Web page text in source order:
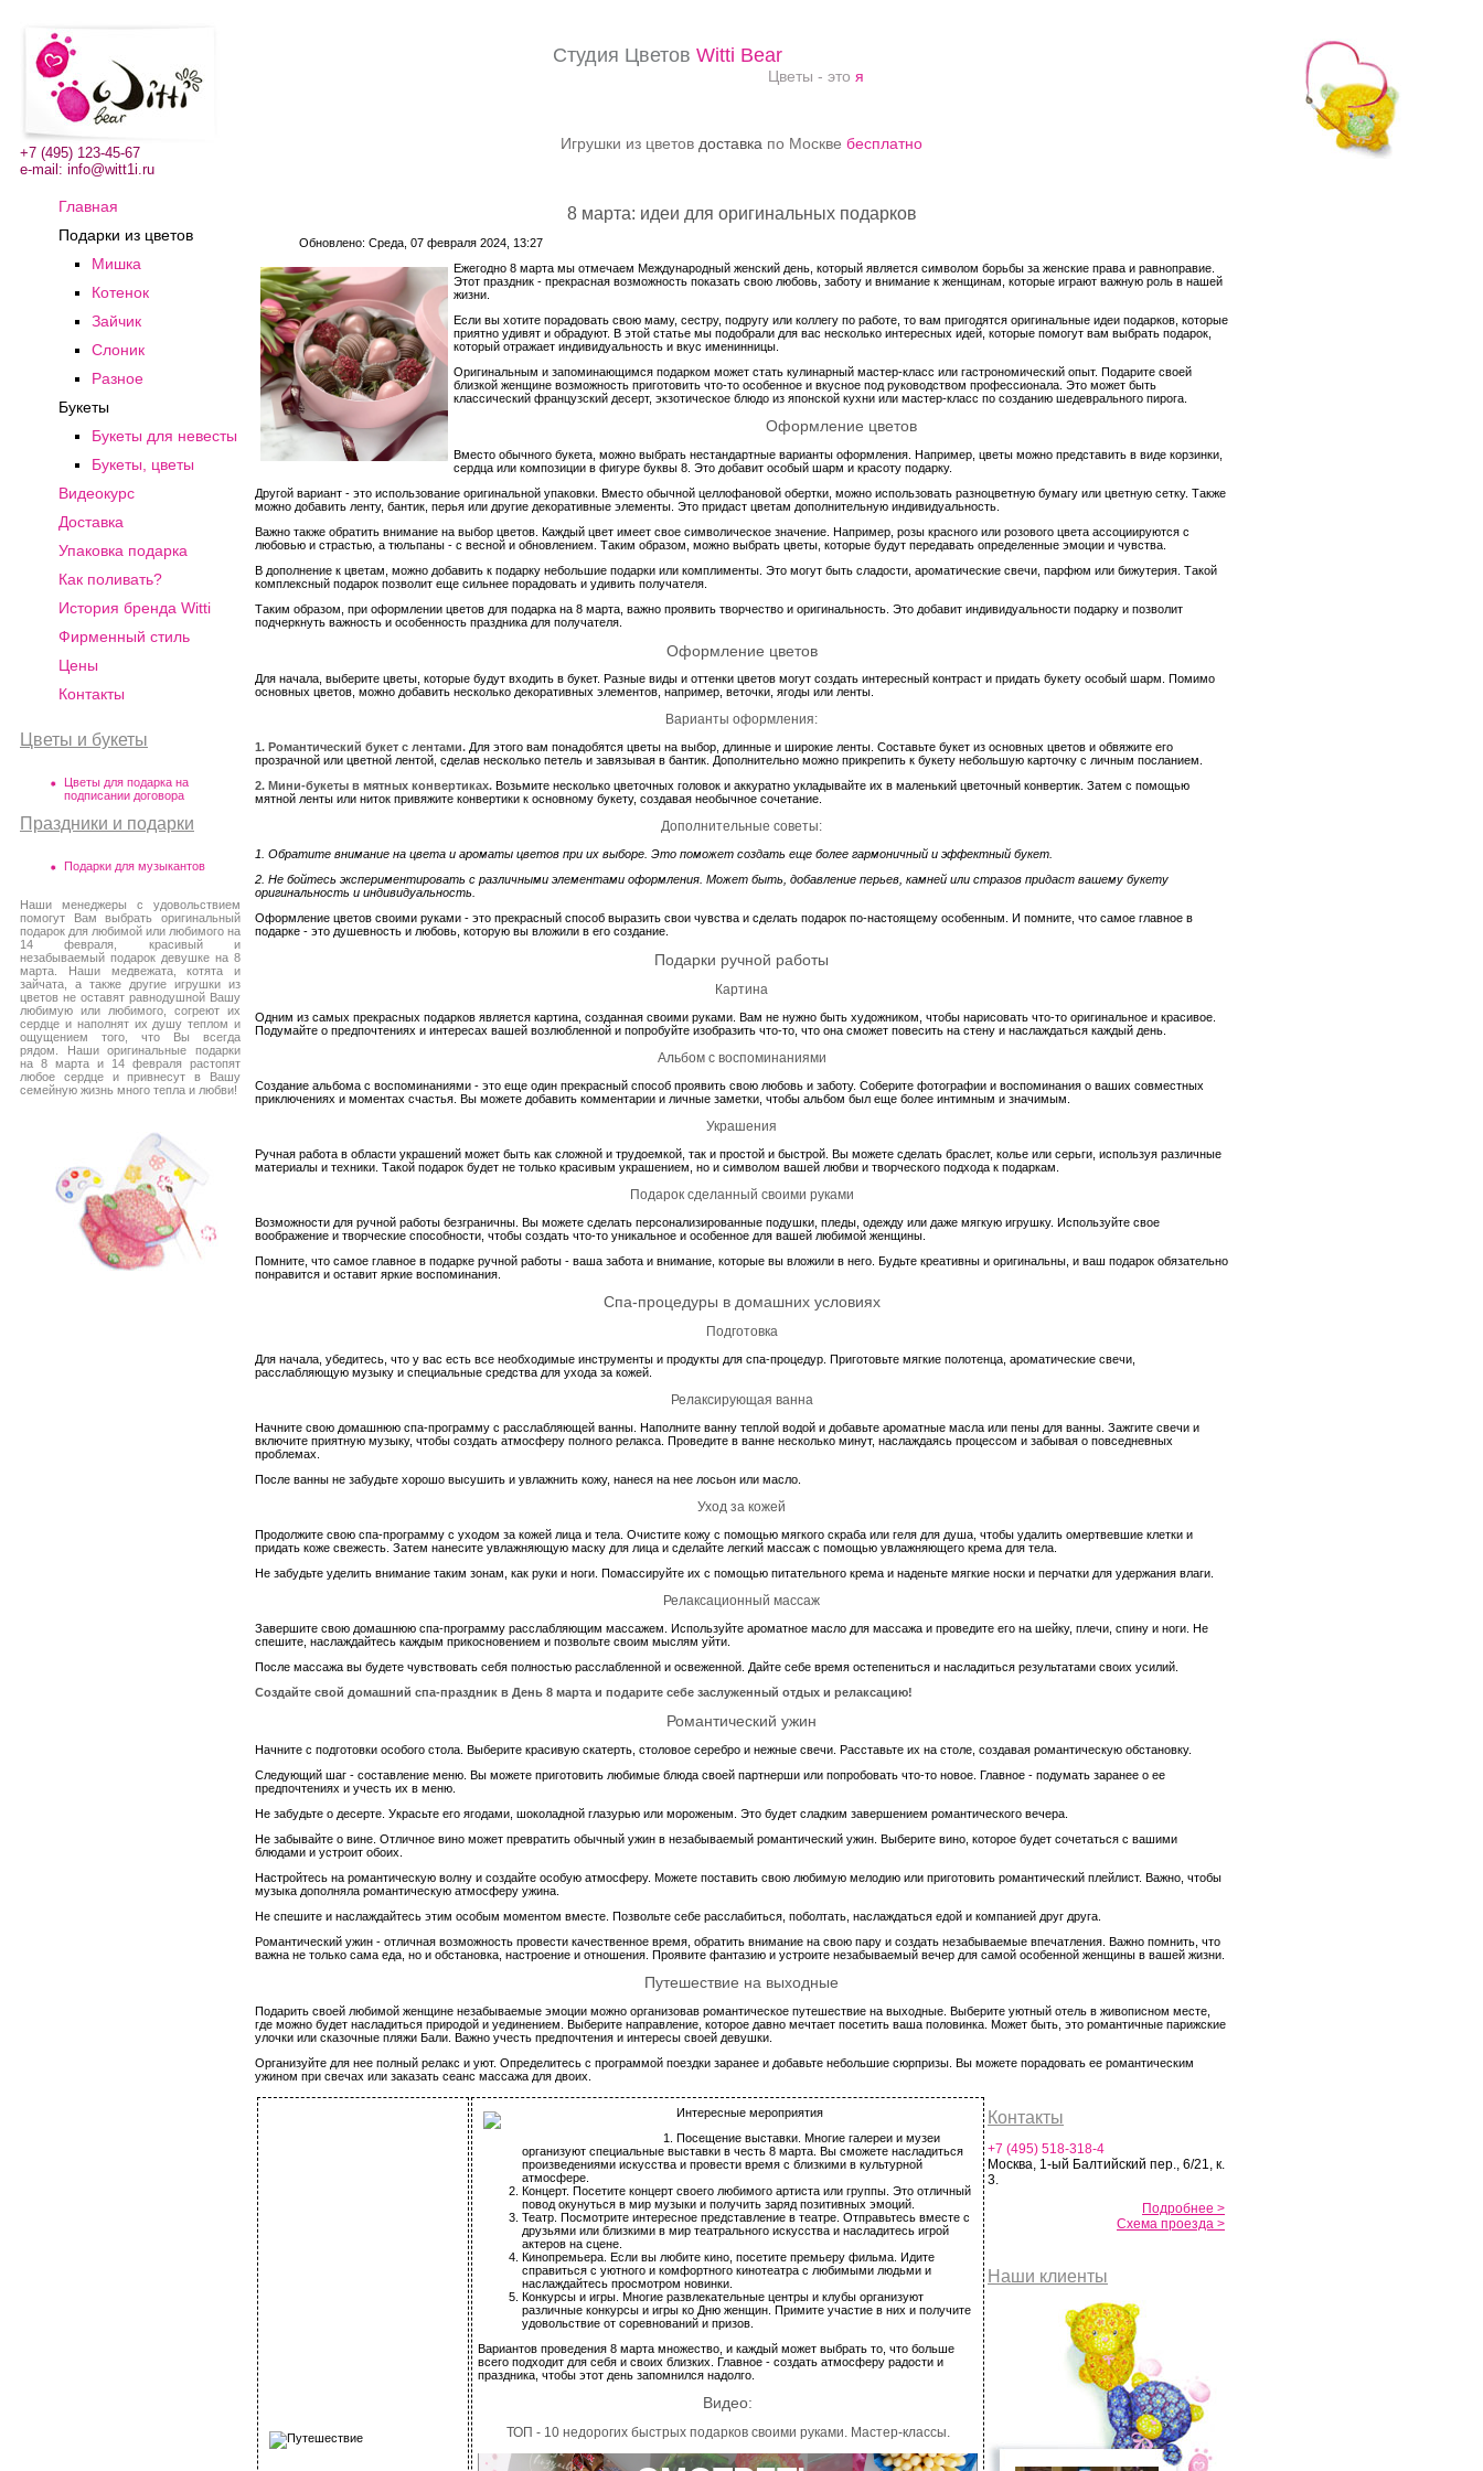
+7 (495) 123-45-67
e-mail: info@witt1i.ru
Студия Цветов Witti Bear
Цветы - это я
Игрушки из цветов доставка по Москве бесплатно
Главная
Подарки из цветов
Мишка
Котенок
Зайчик
Слоник
Разное
Букеты
Букеты для невесты
Букеты, цветы
Видеокурс
Доставка
Упаковка подарка
Как поливать?
История бренда Witti
Фирменный стиль
Цены
Контакты
Цветы и букеты
Цветы для подарка на
подписании договора
Праздники и подарки
Подарки для музыкантов
Наши менеджеры с удовольствием
помогут Вам выбрать оригинальный
подарок для любимой или любимого на
14 февраля, красивый и
незабываемый подарок девушке на 8
марта. Наши медвежата, котята и
зайчата, а также другие игрушки из
цветов не оставят равнодушной Вашу
любимую или любимого, согреют их
сердце и наполнят их душу теплом и
ощущением того, что Вы всегда
рядом. Наши оригинальные подарки
на 8 марта и 14 февраля растопят
любое сердце и привнесут в Вашу
семейную жизнь много тепла и любви!
8 марта: идеи для оригинальных подарков
Обновлено: Среда, 07 февраля 2024, 13:27
Ежегодно 8 марта мы отмечаем Международный женский день, который является символом борьбы за женские права и равноправие.
Этот праздник - прекрасная возможность показать свою любовь, заботу и внимание к женщинам, которые играют важную роль в нашей
жизни.
Если вы хотите порадовать свою маму, сестру, подругу или коллегу по работе, то вам пригодятся оригинальные идеи подарков, которые
приятно удивят и обрадуют. В этой статье мы подобрали для вас несколько интересных идей, которые помогут вам выбрать подарок,
который отражает индивидуальность и вкус именинницы.
Оригинальным и запоминающимся подарком может стать кулинарный мастер-класс или гастрономический опыт. Подарите своей
близкой женщине возможность приготовить что-то особенное и вкусное под руководством профессионала. Это может быть
классический французский десерт, экзотическое блюдо из японской кухни или мастер-класс по созданию шедеврального пирога.
Оформление цветов
Вместо обычного букета, можно выбрать нестандартные варианты оформления. Например, цветы можно представить в виде корзинки,
сердца или композиции в фигуре буквы 8. Это добавит особый шарм и красоту подарку.
Другой вариант - это использование оригинальной упаковки. Вместо обычной целлофановой обертки, можно использовать разноцветную бумагу или цветную сетку. Также
можно добавить ленту, бантик, перья или другие декоративные элементы. Это придаст цветам дополнительную индивидуальность.
Важно также обратить внимание на выбор цветов. Каждый цвет имеет свое символическое значение. Например, розы красного или розового цвета ассоциируются с
любовью и страстью, а тюльпаны - с весной и обновлением. Таким образом, можно выбрать цветы, которые будут передавать определенные эмоции и чувства.
В дополнение к цветам, можно добавить к подарку небольшие подарки или комплименты. Это могут быть сладости, ароматические свечи, парфюм или бижутерия. Такой
комплексный подарок позволит еще сильнее порадовать и удивить получателя.
Таким образом, при оформлении цветов для подарка на 8 марта, важно проявить творчество и оригинальность. Это добавит индивидуальности подарку и позволит
подчеркнуть важность и особенность праздника для получателя.
Оформление цветов
Для начала, выберите цветы, которые будут входить в букет. Разные виды и оттенки цветов могут создать интересный контраст и придать букету особый шарм. Помимо
основных цветов, можно добавить несколько декоративных элементов, например, веточки, ягоды или ленты.
Варианты оформления:
1. Романтический букет с лентами. Для этого вам понадобятся цветы на выбор, длинные и широкие ленты. Составьте букет из основных цветов и обвяжите его
прозрачной или цветной лентой, сделав несколько петель и завязывая в бантик. Дополнительно можно прикрепить к букету небольшую карточку с личным посланием.
2. Мини-букеты в мятных конвертиках. Возьмите несколько цветочных головок и аккуратно укладывайте их в маленький цветочный конвертик. Затем с помощью
мятной ленты или ниток привяжите конвертики к основному букету, создавая необычное сочетание.
Дополнительные советы:
1. Обратите внимание на цвета и ароматы цветов при их выборе. Это поможет создать еще более гармоничный и эффектный букет.
2. Не бойтесь экспериментировать с различными элементами оформления. Может быть, добавление перьев, камней или стразов придаст вашему букету
оригинальность и индивидуальность.
Оформление цветов своими руками - это прекрасный способ выразить свои чувства и сделать подарок по-настоящему особенным. И помните, что самое главное в
подарке - это душевность и любовь, которую вы вложили в его создание.
Подарки ручной работы
Картина
Одним из самых прекрасных подарков является картина, созданная своими руками. Вам не нужно быть художником, чтобы нарисовать что-то оригинальное и красивое.
Подумайте о предпочтениях и интересах вашей возлюбленной и попробуйте изобразить что-то, что она сможет повесить на стену и наслаждаться каждый день.
Альбом с воспоминаниями
Создание альбома с воспоминаниями - это еще один прекрасный способ проявить свою любовь и заботу. Соберите фотографии и воспоминания о ваших совместных
приключениях и моментах счастья. Вы можете добавить комментарии и личные заметки, чтобы альбом был еще более интимным и значимым.
Украшения
Ручная работа в области украшений может быть как сложной и трудоемкой, так и простой и быстрой. Вы можете сделать браслет, колье или серьги, используя различные
материалы и техники. Такой подарок будет не только красивым украшением, но и символом вашей любви и творческого подхода к подаркам.
Подарок сделанный своими руками
Возможности для ручной работы безграничны. Вы можете сделать персонализированные подушки, пледы, одежду или даже мягкую игрушку. Используйте свое
воображение и творческие способности, чтобы создать что-то уникальное и особенное для вашей любимой женщины.
Помните, что самое главное в подарке ручной работы - ваша забота и внимание, которые вы вложили в него. Будьте креативны и оригинальны, и ваш подарок обязательно
понравится и оставит яркие воспоминания.
Спа-процедуры в домашних условиях
Подготовка
Для начала, убедитесь, что у вас есть все необходимые инструменты и продукты для спа-процедур. Приготовьте мягкие полотенца, ароматические свечи,
расслабляющую музыку и специальные средства для ухода за кожей.
Релаксирующая ванна
Начните свою домашнюю спа-программу с расслабляющей ванны. Наполните ванну теплой водой и добавьте ароматные масла или пены для ванны. Зажгите свечи и
включите приятную музыку, чтобы создать атмосферу полного релакса. Проведите в ванне несколько минут, наслаждаясь процессом и забывая о повседневных
проблемах.
После ванны не забудьте хорошо высушить и увлажнить кожу, нанеся на нее лосьон или масло.
Уход за кожей
Продолжите свою спа-программу с уходом за кожей лица и тела. Очистите кожу с помощью мягкого скраба или геля для душа, чтобы удалить омертвевшие клетки и
придать коже свежесть. Затем нанесите увлажняющую маску для лица и сделайте легкий массаж с помощью увлажняющего крема для тела.
Не забудьте уделить внимание таким зонам, как руки и ноги. Помассируйте их с помощью питательного крема и наденьте мягкие носки и перчатки для удержания влаги.
Релаксационный массаж
Завершите свою домашнюю спа-программу расслабляющим массажем. Используйте ароматное масло для массажа и проведите его на шейку, плечи, спину и ноги. Не
спешите, наслаждайтесь каждым прикосновением и позвольте своим мыслям уйти.
После массажа вы будете чувствовать себя полностью расслабленной и освеженной. Дайте себе время остепениться и насладиться результатами своих усилий.
Создайте свой домашний спа-праздник в День 8 марта и подарите себе заслуженный отдых и релаксацию!
Романтический ужин
Начните с подготовки особого стола. Выберите красивую скатерть, столовое серебро и нежные свечи. Расставьте их на столе, создавая романтическую обстановку.
Следующий шаг - составление меню. Вы можете приготовить любимые блюда своей партнерши или попробовать что-то новое. Главное - подумать заранее о ее
предпочтениях и учесть их в меню.
Не забудьте о десерте. Украсьте его ягодами, шоколадной глазурью или мороженым. Это будет сладким завершением романтического вечера.
Не забывайте о вине. Отличное вино может превратить обычный ужин в незабываемый романтический ужин. Выберите вино, которое будет сочетаться с вашими
блюдами и устроит обоих.
Настройтесь на романтическую волну и создайте особую атмосферу. Можете поставить свою любимую мелодию или приготовить романтический плейлист. Важно, чтобы
музыка дополняла романтическую атмосферу ужина.
Не спешите и наслаждайтесь этим особым моментом вместе. Позвольте себе расслабиться, поболтать, наслаждаться едой и компанией друг друга.
Романтический ужин - отличная возможность провести качественное время, обратить внимание на свою пару и создать незабываемые впечатления. Важно помнить, что
важна не только сама еда, но и обстановка, настроение и отношения. Проявите фантазию и устроите незабываемый вечер для самой особенной женщины в вашей жизни.
Путешествие на выходные
Подарить своей любимой женщине незабываемые эмоции можно организовав романтическое путешествие на выходные. Выберите уютный отель в живописном месте,
где можно будет насладиться природой и уединением. Выберите направление, которое давно мечтает посетить ваша половинка. Может быть, это романтичные парижские
улочки или сказочные пляжи Бали. Важно учесть предпочтения и интересы своей девушки.
Организуйте для нее полный релакс и уют. Определитесь с программой поездки заранее и добавьте небольшие сюрпризы. Вы можете порадовать ее романтическим
ужином при свечах или заказать сеанс массажа для двоих.
Интересные мероприятия
Посещение выставки. Многие галереи и музеи
организуют специальные выставки в честь 8 марта. Вы сможете насладиться
произведениями искусства и провести время с близкими в культурной
атмосфере.
Концерт. Посетите концерт своего любимого артиста или группы. Это отличный
повод окунуться в мир музыки и получить заряд позитивных эмоций.
Театр. Посмотрите интересное представление в театре. Отправьтесь вместе с
друзьями или близкими в мир театрального искусства и насладитесь игрой
актеров на сцене.
Кинопремьера. Если вы любите кино, посетите премьеру фильма. Идите
справиться с уютного и комфортного кинотеатра с любимыми людьми и
наслаждайтесь просмотром новинки.
Конкурсы и игры. Многие развлекательные центры и клубы организуют
различные конкурсы и игры ко Дню женщин. Примите участие в них и получите
удовольствие от соревнований и призов.
Вариантов проведения 8 марта множество, и каждый может выбрать то, что больше
всего подходит для себя и своих близких. Главное - создать атмосферу радости и
праздника, чтобы этот день запомнился надолго.
Видео:
ТОП - 10 недорогих быстрых подарков своими руками. Мастер-классы.
Контакты
+7 (495) 518-318-4
Москва, 1-ый Балтийский пер., 6/21, к.
3.
Подробнее >
Схема проезда >
Наши клиенты